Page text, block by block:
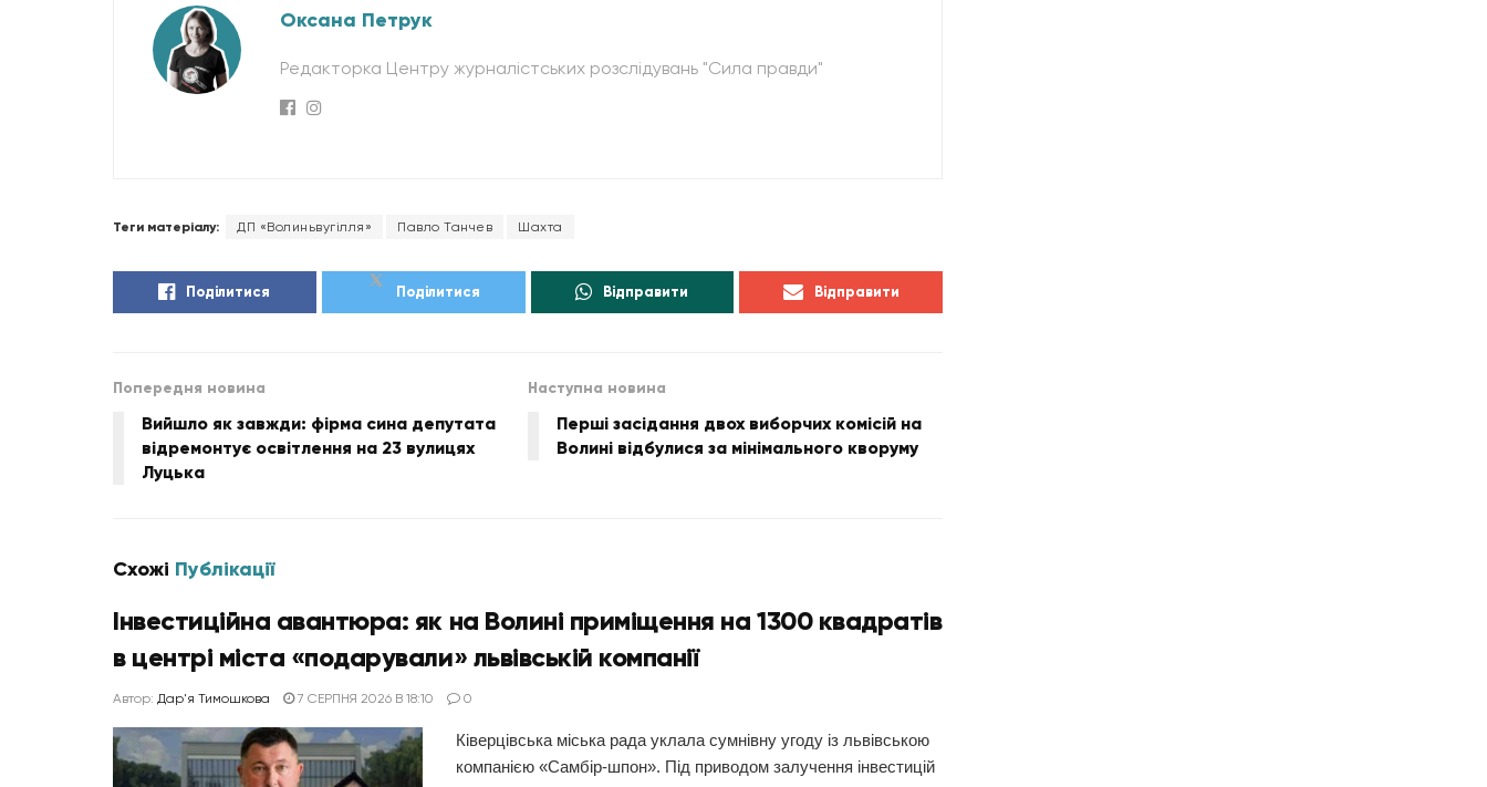
Оксана Петрук
Редакторка Центру журналістських розслідувань "Сила правди"
Теги матеріалу: ДП «Волиньвугілля» Павло Танчев Шахта
Поділитися Поділитися Відправити Відправити
Попередня новина
Вийшло як завжди: фірма сина депутата
відремонтує освітлення на 23 вулицях
Луцька
Наступна новина
Перші засідання двох виборчих комісій на
Волині відбулися за мінімального кворуму
Схожі Публікації
Інвестиційна авантюра: як на Волині приміщення на 1300 квадратів
в центрі міста «подарували» львівській компанії
Автор: Дар'я Тимошкова 7 СЕРПНЯ 2026 В 18:10 0
Ківерцівська міська рада уклала сумнівну угоду із львівською
компанією «Самбір-шпон». Під приводом залучення інвестицій